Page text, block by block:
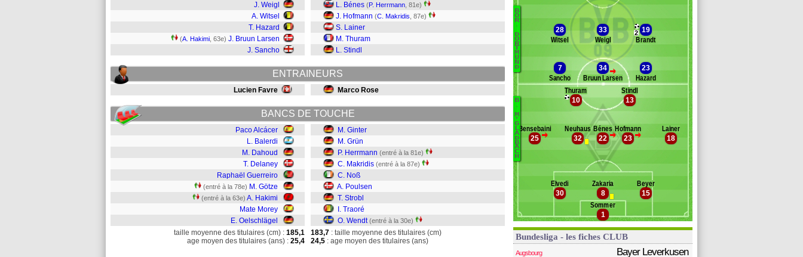
J. Weigl
A. Witsel
T. Hazard
(A. Hakimi , 63e) J. Bruun Larsen
J. Sancho
L. Bénes (P. Herrmann , 81e)
J. Hofmann (C. Makridis , 87e)
S. Lainer
M. Thuram
L. Stindl
ENTRAINEURS
Lucien Favre Marco Rose
BANCS DE TOUCHE
Paco Alcácer
L. Balerdi
M. Dahoud
T. Delaney
Raphaël Guerreiro
(entré à la 78e) M. Götze
(entré à la 63e) A. Hakimi
Mate Morey
E. Oelschlägel
M. Ginter
M. Grün
P. Herrmann (entré à la 81e)
C. Makridis (entré à la 87e)
C. Noß
A. Poulsen
T. Strobl
I. Traoré
O. Wendt (entré à la 30e)
taille moyenne des titulaires (cm) : 185,1
age moyen des titulaires (ans) : 25,4
183,7 : taille moyenne des titulaires (cm)
24,5 : age moyen des titulaires (ans)
Banc des remplaçants Bor. Dortmund
Paco Alcácer
Balerdi
Delaney
Guerreiro
Götze
B
O
R
.
D
O
R
M
U
N
D
Banc des remplaçants B. M'Gladbach
Grün
Herrmann
Noß
Poulsen
B
.
M
'
G
L
A
D
B
A
C
H
28
Witsel
33
Weigl
2 19
Brandt
7
Sancho
>
34
Bruun Larsen
23
Hazard
1
Sommer
15
Beyer
8
Zakaria
30
Elvedi
18
Lainer
>
23
Hofmann
>
22
Bénes
32
Neuhaus
>
25
Bensebaini
13
Stindl
10
Thuram
Bundesliga - les fiches CLUB
Augsbourg Bayer Leverkusen